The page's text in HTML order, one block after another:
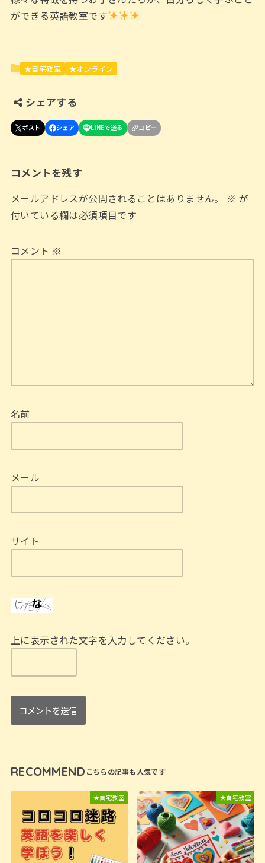
ができる英語教室です
★自宅教室 ★オンライン
シェアする
コメントを残す
メールアドレスが公開されることはありません。 ※ が
付いている欄は必須項目です
コメント ※
名前
メール
サイト
上に表示された文字を入力してください。
RECOMMEND
★自宅教室 ★自宅教室